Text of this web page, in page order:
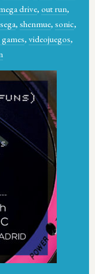
drive, out run,
sega, shenmue, sonic,
, videojuegos,